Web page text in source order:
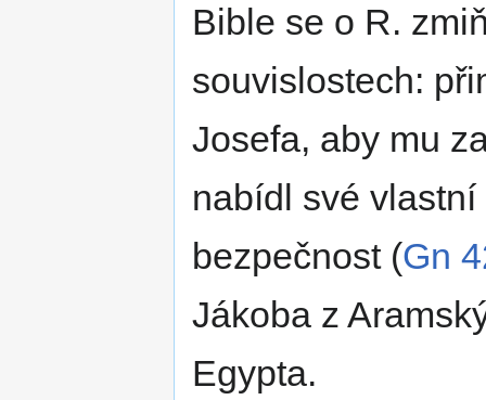
Bible se o R.
souvislostech:
Josefa, aby mu
nabídl své
bezpečnost (Gn
Jákoba z
Egypta.